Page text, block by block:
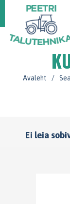
Avaleht /
Ei leia